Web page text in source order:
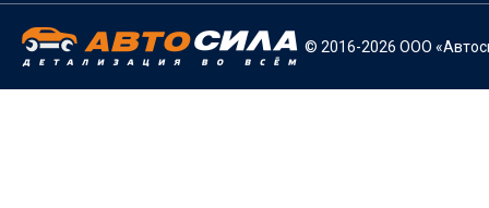
© 2016-2026 ООО